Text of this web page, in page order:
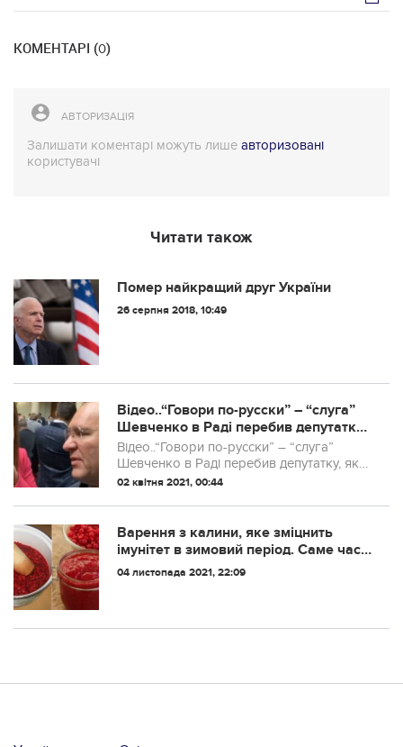
КОМЕНТАРІ (0)
АВТОРИЗАЦІЯ
Залишати коментарі можуть лише авторизовані
користувачі
Читати також
Помер найкращий друг України
26 серпня 2018, 10:49
Відео..“Говори по-русски” – “слуга”
Шевченко в Раді перебив депутатку,
яка розмовляла українською
Відео..“Говори по-русски” – “слуга”
Шевченко в Раді перебив депутатку, яка
розмовляла українською
02 квітня 2021, 00:44
Варення з калини, яке зміцнить
імунітет в зимовий період. Саме час
запастися
04 листопада 2021, 22:09